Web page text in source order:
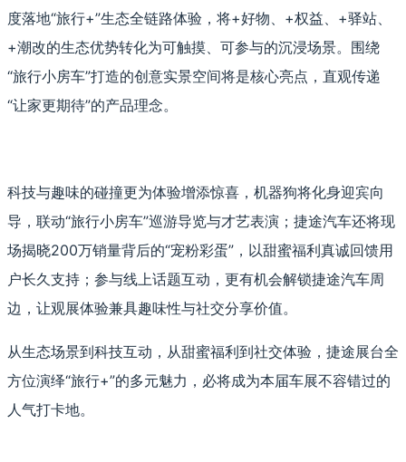
度落地“旅行+”生态全链路体验，将+好物、+权益、+驿站、
+潮改的生态优势转化为可触摸、可参与的沉浸场景。围绕
“旅行小房车”打造的创意实景空间将是核心亮点，直观传递
“让家更期待”的产品理念。
科技与趣味的碰撞更为体验增添惊喜，机器狗将化身迎宾向
导，联动“旅行小房车”巡游导览与才艺表演；捷途汽车还将现
场揭晓200万销量背后的“宠粉彩蛋”，以甜蜜福利真诚回馈用
户长久支持；参与线上话题互动，更有机会解锁捷途汽车周
边，让观展体验兼具趣味性与社交分享价值。
从生态场景到科技互动，从甜蜜福利到社交体验，捷途展台全
方位演绎“旅行+”的多元魅力，必将成为本届车展不容错过的
人气打卡地。